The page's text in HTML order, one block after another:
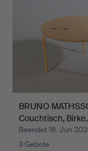
BRUNO
Couchtisch,
Beendet 18. Jun
3 Gebote